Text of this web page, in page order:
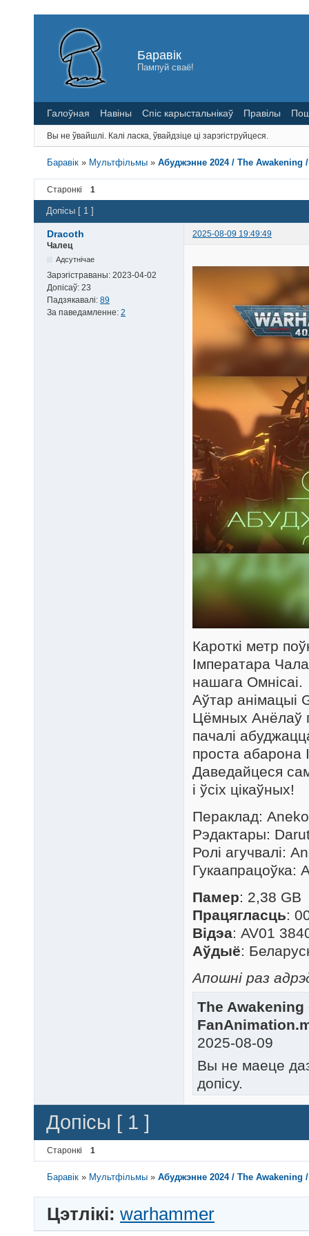
Баравік
Пампуй сваё!
Галоўная Навіны Спіс карыстальнікаў Правілы
Вы не ўвайшлі. Калі ласка, ўвайдзіце ці зарэгіструйцеся.
Баравік » Мультфільмы »Абуджэнне 2024 / The Awakening
Старонкі 1
Допісы [ 1 ]
Dracoth
2025-08-09 19:49:49
Чалец
Адсутнічае
Зарэгістраваны: 2023-04-02
Допісаў: 23
Падзякавалі: 89
За паведамленне: 2
Кароткі метр
Імператара
нашага Омнісаі.
Аўтар анімацыі
Цёмных Анёлаў
пачалі
проста абарона
Даведайцеся
і ўсіх цікаўных!
Пераклад:
Рэдактары:
Ролі агучвалі:
Гукаапрацоўка:
Памер: 2,38 GB
Працягласць:
Відэа: AV01
Аўдыё:
Апошні раз
The Awakening
2025-08-09
Вы не маеце
допісу.
Допісы [ 1 ]
Старонкі 1
Баравік » Мультфільмы »Абуджэнне 2024 / The Awakening
Цэтлікі: warhammer